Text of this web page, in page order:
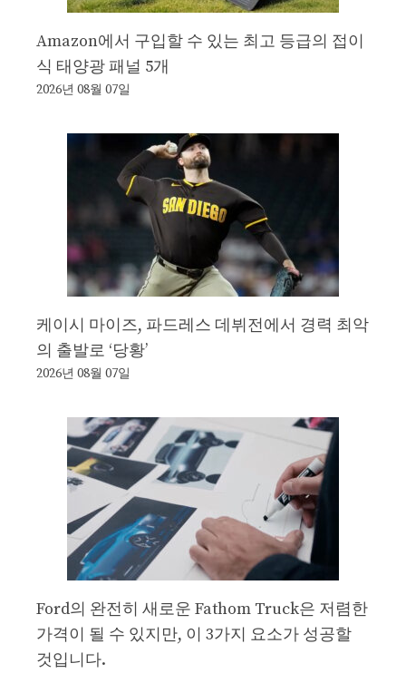
Amazon에서 구입할 수 있는 최고 등급의 접이
식 태양광 패널 5개
2026년 08월 07일
케이시 마이즈, 파드레스 데뷔전에서 경력 최악
의 출발로 ‘당황’
2026년 08월 07일
Ford의 완전히 새로운 Fathom Truck은 저렴한
가격이 될 수 있지만, 이 3가지 요소가 성공할
것입니다.